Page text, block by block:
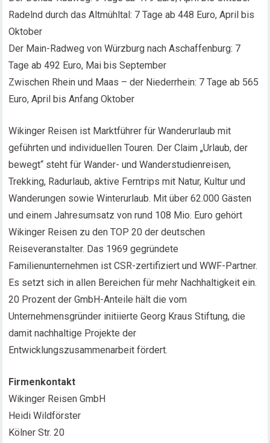
Radelnd durch das Altmühltal: 7 Tage ab 448 Euro, April bis
Oktober
Der Main-Radweg von Würzburg nach Aschaffenburg: 7
Tage ab 492 Euro, Mai bis September
Zwischen Rhein und Maas – der Niederrhein: 7 Tage ab 565
Euro, April bis Anfang Oktober
Wikinger Reisen ist Marktführer für Wanderurlaub mit
geführten und individuellen Touren. Der Claim „Urlaub, der
bewegt“ steht für Wander- und Wanderstudienreisen,
Trekking, Radurlaub, aktive Ferntrips mit Natur, Kultur und
Wanderungen sowie Winterurlaub. Mit über 62.000 Gästen
und einem Jahresumsatz von rund 108 Mio. Euro gehört
Wikinger Reisen zu den TOP 20 der deutschen
Reiseveranstalter. Das 1969 gegründete
Familienunternehmen ist CSR-zertifiziert und WWF-Partner.
Es setzt sich in allen Bereichen für mehr Nachhaltigkeit ein.
20 Prozent der GmbH-Anteile hält die vom
Unternehmensgründer initiierte Georg Kraus Stiftung, die
damit nachhaltige Projekte der
Entwicklungszusammenarbeit fördert.
Firmenkontakt
Wikinger Reisen GmbH
Heidi Wildförster
Kölner Str. 20